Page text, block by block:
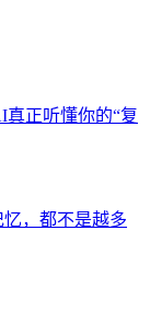
正听懂你的“复
，都不是越多